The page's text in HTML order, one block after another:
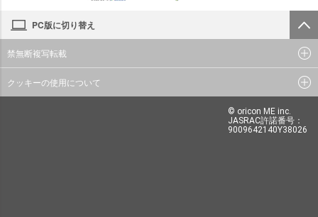
PC版に切り替え
禁無断複写転載
クッキーの使用について
© oricon ME inc.
JASRAC許諾番号：
9009642140Y38026